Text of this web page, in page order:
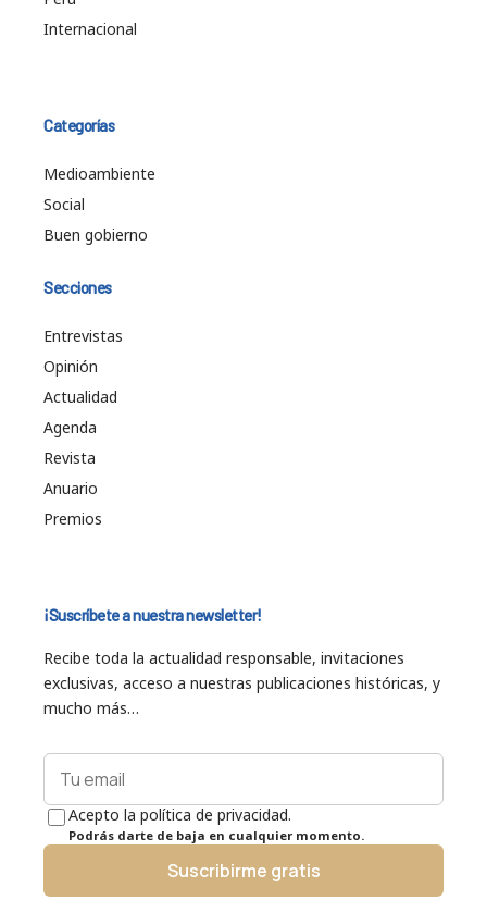
Internacional
Categorías
Medioambiente
Social
Buen gobierno
Secciones
Entrevistas
Opinión
Actualidad
Agenda
Revista
Anuario
Premios
¡Suscríbete a nuestra newsletter!
Recibe toda la actualidad responsable, invitaciones
exclusivas, acceso a nuestras publicaciones históricas, y
mucho más…
Acepto la política de privacidad.
Podrás darte de baja en cualquier momento.
Suscribirme gratis